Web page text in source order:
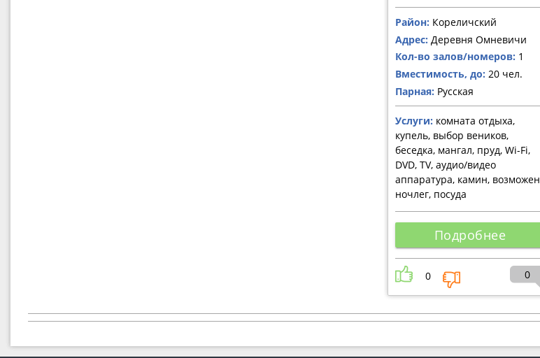
Район: Кореличский
Адрес: Деревня Омневичи
Кол-во залов/номеров: 1
Вместимость, до: 20 чел.
Парная: Русская
Услуги: комната отдыха,
купель, выбор веников,
беседка, мангал, пруд, Wi-Fi,
DVD, TV, аудио/видео
аппаратура, камин, возможен
ночлег, посуда
Подробнее
0 0